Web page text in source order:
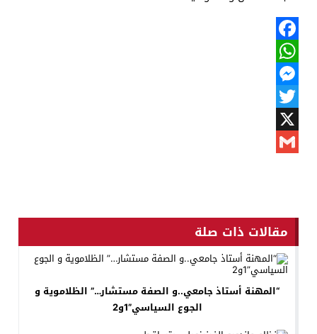
Facebook
WhatsApp
Messenger
Twitter
X
مقالات ذات صلة
“المهنة أستاذ جامعي..و الصفة مستشار…” الظلاموية و
الجوع السياسي”1و2